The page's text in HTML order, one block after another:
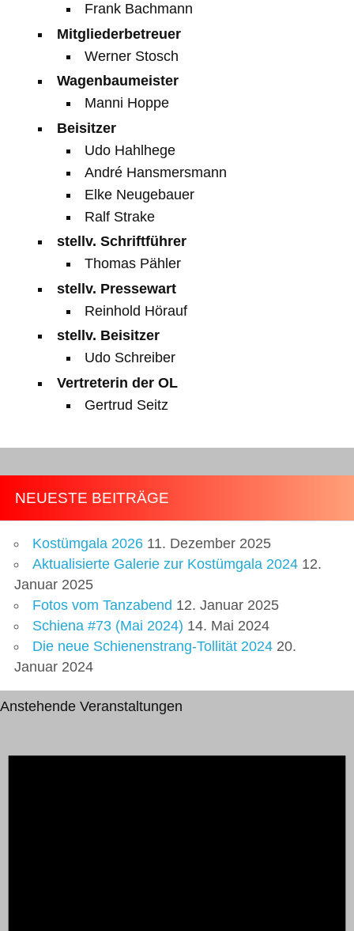
Frank Bachmann
Mitgliederbetreuer
Werner Stosch
Wagenbaumeister
Manni Hoppe
Beisitzer
Udo Hahlhege
André Hansmersmann
Elke Neugebauer
Ralf Strake
stellv. Schriftführer
Thomas Pähler
stellv. Pressewart
Reinhold Hörauf
stellv. Beisitzer
Udo Schreiber
Vertreterin der OL
Gertrud Seitz
NEUESTE BEITRÄGE
Kostümgala 2026 11. Dezember 2025
Aktualisierte Galerie zur Kostümgala 2024 12.
Januar 2025
Fotos vom Tanzabend 12. Januar 2025
Schiena #73 (Mai 2024) 14. Mai 2024
Die neue Schienenstrang-Tollität 2024 20.
Januar 2024
Anstehende Veranstaltungen